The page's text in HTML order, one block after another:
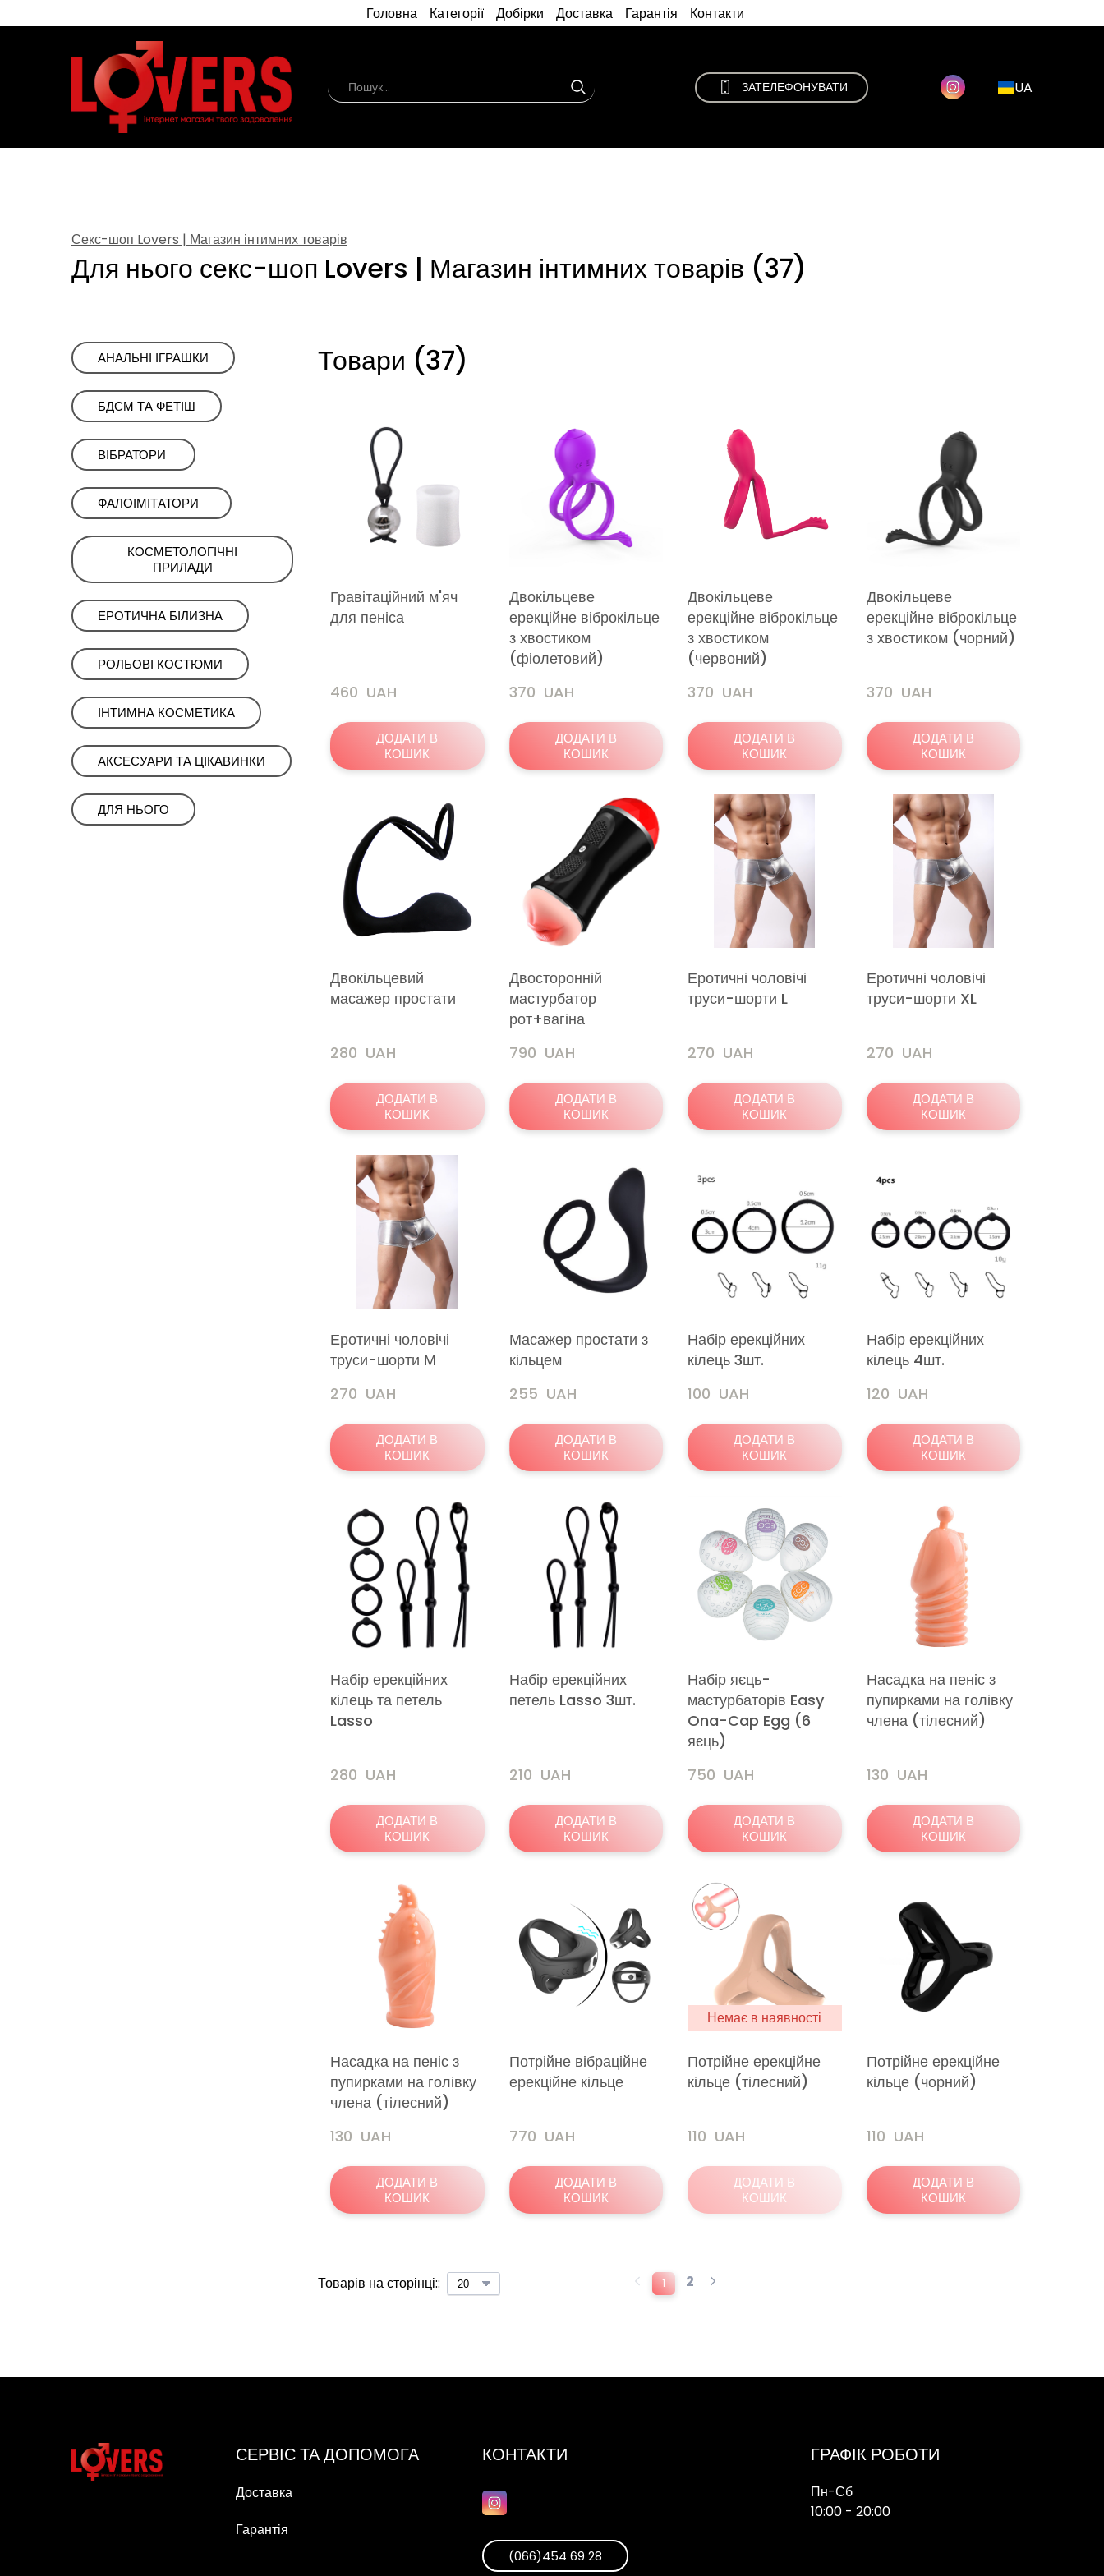
Головна Категорії Добірки Доставка Гарантія Контакти
ЗАТЕЛЕФОНУВАТИ UA
Секс-шоп Lovers | Магазин інтимних товарів
Для нього секс-шоп Lovers | Магазин інтимних товарів (37)
ㅤАНАЛЬНІ ІГРАШКИ
ㅤㅤㅤБДСМㅤㅤㅤㅤ ТА ФЕТІШ
ㅤㅤВІБРАТОРИㅤ ㅤ
ㅤФАЛОІМІТАТОРИ‎ ‎ ‎
КОСМЕТОЛОГІЧНІ
ПРИЛАДИㅤㅤ
ЕРОТИЧНА БІЛИЗНА
РОЛЬОВІ КОСТЮМИ
ІНТИМНА КОСМЕТИКА
АКСЕСУАРИ ТА ЦІКАВИНКИ
ㅤㅤДЛЯ НЬОГОㅤㅤ
Товари (37)
Гравітаційний м'яч
для пеніса
460  UAH
ДОДАТИ В
КОШИК
Двокільцеве
ерекційне віброкільце
з хвостиком
(фіолетовий)
370  UAH
ДОДАТИ В
КОШИК
Двокільцеве
ерекційне віброкільце
з хвостиком
(червоний)
370  UAH
ДОДАТИ В
КОШИК
Двокільцеве
ерекційне віброкільце
з хвостиком (чорний)
370  UAH
ДОДАТИ В
КОШИК
Двокільцевий
масажер простати
280  UAH
ДОДАТИ В
КОШИК
Двосторонній
мастурбатор
рот+вагіна
790  UAH
ДОДАТИ В
КОШИК
Еротичні чоловічі
труси-шорти L
270  UAH
ДОДАТИ В
КОШИК
Еротичні чоловічі
труси-шорти XL
270  UAH
ДОДАТИ В
КОШИК
Еротичні чоловічі
труси-шорти М
270  UAH
ДОДАТИ В
КОШИК
Масажер простати з
кільцем
255  UAH
ДОДАТИ В
КОШИК
Набір ерекційних
кілець 3шт.
100  UAH
ДОДАТИ В
КОШИК
Набір ерекційних
кілець 4шт.
120  UAH
ДОДАТИ В
КОШИК
Набір ерекційних
кілець та петель
Lasso
280  UAH
ДОДАТИ В
КОШИК
Набір ерекційних
петель Lasso 3шт.
210  UAH
ДОДАТИ В
КОШИК
Набір яєць-
мастурбаторів Easy
Ona-Cap Egg (6
яєць)
750  UAH
ДОДАТИ В
КОШИК
Насадка на пеніс з
пупирками на голівку
члена (тілесний)
130  UAH
ДОДАТИ В
КОШИК
Насадка на пеніс з
пупирками на голівку
члена (тілесний)
130  UAH
ДОДАТИ В
КОШИК
Потрійне вібраційне
ерекційне кільце
770  UAH
ДОДАТИ В
КОШИК
Немає в наявності
Потрійне ерекційне
кільце (тілесний)
110  UAH
ДОДАТИ В
КОШИК
Потрійне ерекційне
кільце (чорний)
110  UAH
ДОДАТИ В
КОШИК
Товарів на сторінці:: 1 2
СЕРВІС ТА ДОПОМОГА
Доставка
Гарантія
КОНТАКТИ
(066)454 69 28
ГРАФІК РОБОТИ
Пн-Сб
10:00 - 20:00